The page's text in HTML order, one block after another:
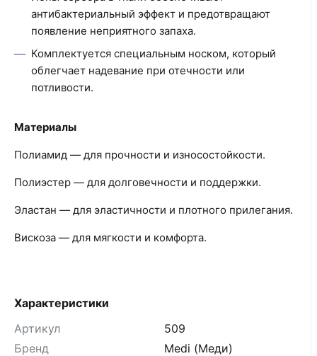
антибактериальный эффект и предотвращают
появление неприятного запаха.
Комплектуется специальным носком, который
облегчает надевание при отечности или
потливости.
Материалы
Полиамид — для прочности и износостойкости.
Полиэстер — для долговечности и поддержки.
Эластан — для эластичности и плотного прилегания.
Вискоза — для мягкости и комфорта.
Характеристики
Артикул
509
Бренд
Medi (Меди)